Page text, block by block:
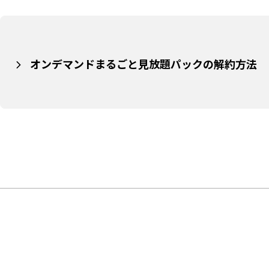
オンデマンドまるごと見放題パックの解約方法